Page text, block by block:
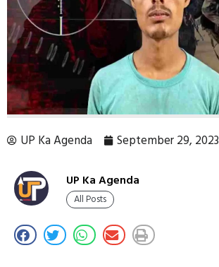
UP Ka Agenda September 29, 2023
UP Ka Agenda
All Posts